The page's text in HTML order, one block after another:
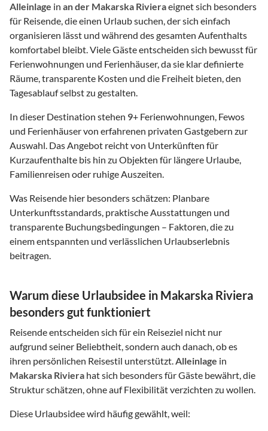
Alleinlage in an der Makarska Rivieraeignet sich besonders
für Reisende, die einen Urlaub suchen, der sich einfach
organisieren lässt und während des gesamten Aufenthalts
komfortabel bleibt. Viele Gäste entscheiden sich bewusst für
Ferienwohnungen und Ferienhäuser, da sie klar definierte
Räume, transparente Kosten und die Freiheit bieten, den
Tagesablauf selbst zu gestalten.
In dieser Destination stehen 9+ Ferienwohnungen, Fewos
und Ferienhäuser von erfahrenen privaten Gastgebern zur
Auswahl. Das Angebot reicht von Unterkünften für
Kurzaufenthalte bis hin zu Objekten für längere Urlaube,
Familienreisen oder ruhige Auszeiten.
Was Reisende hier besonders schätzen: Planbare
Unterkunftsstandards, praktische Ausstattungen und
transparente Buchungsbedingungen – Faktoren, die zu
einem entspannten und verlässlichen Urlaubserlebnis
beitragen.
Warum diese Urlaubsidee in Makarska Riviera
besonders gut funktioniert
Reisende entscheiden sich für ein Reiseziel nicht nur
aufgrund seiner Beliebtheit, sondern auch danach, ob es
ihren persönlichen Reisestil unterstützt.Alleinlage in
Makarska Riviera hat sich besonders für Gäste bewährt, die
Struktur schätzen, ohne auf Flexibilität verzichten zu wollen.
Diese Urlaubsidee wird häufig gewählt, weil: